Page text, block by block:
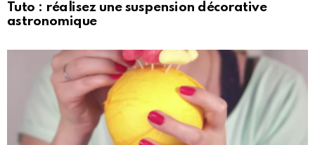
Tuto : réalisez une suspension décorative
astronomique